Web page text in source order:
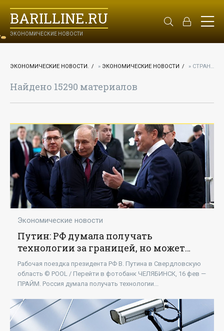
BARILLINE.RU
ЭКОНОМИЧЕСКИЕ НОВОСТИ
ЭКОНОМИЧЕСКИЕ НОВОСТИ. » ЭКОНОМИЧЕСКИЕ НОВОСТИ » СТРАНИЦА 5
Найдено 15290 материалов
Экономические новости
Путин: РФ думала получать
технологии за границей, но может
развивать их сама - «Технологии»
Рабочая поездка президента РФ В. Путина в Свердловскую
область © POOL / Перейти в фотобанк ЧЕЛЯБИНСК, 16 фев —
ПРАЙМ. Россия думала получать технологии...